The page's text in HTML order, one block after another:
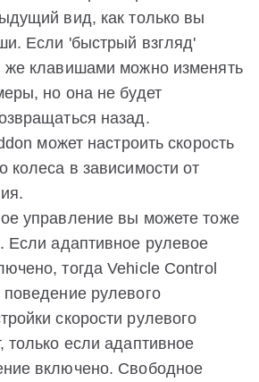
вид, как только вы
Если 'быстрый взгляд'
же клавишами можно изменять
но она не будет
назад.
может настроить скорость
колеса в зависимости от
управление вы можете тоже
Если адаптивное рулевое
тогда Vehicle Control
рулевого
скорости рулевого
только если адаптивное
включено. Свободное